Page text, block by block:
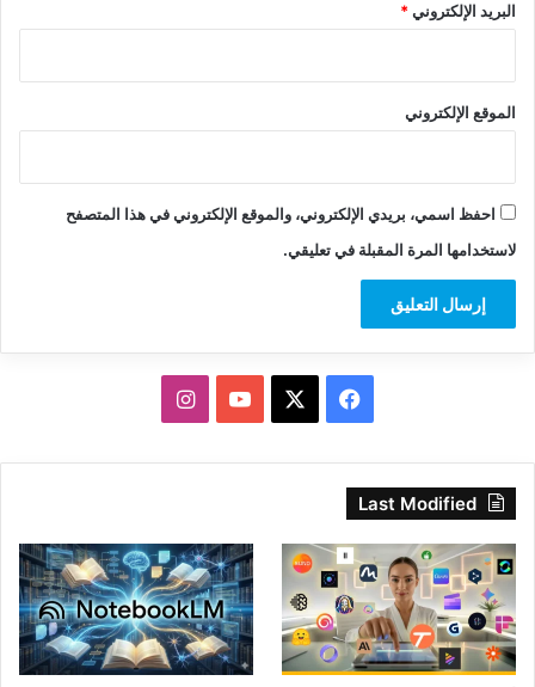
البريد الإلكتروني*
الموقع الإلكتروني
احفظ اسمي، بريدي الإلكتروني، والموقع الإلكتروني في هذا المتصفح
لاستخدامها المرة المقبلة في تعليقي.
فيسبوك ‫YouTubeانستقرام
Last Modified